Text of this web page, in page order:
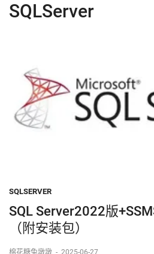
SQLServer
SQLSERVER
SQL Server2022版
（附安装包）
棉花糖兔墩墩 - 2025-06-27